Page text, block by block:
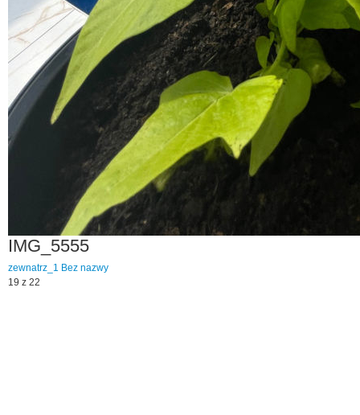
IMG_5555
zewnatrz_1 Bez nazwy
19 z 22